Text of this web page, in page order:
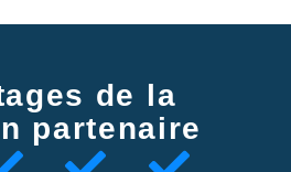
de la
partenaire